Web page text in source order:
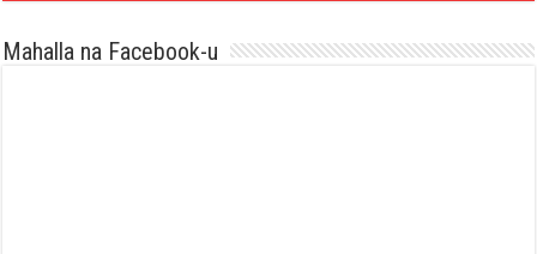
Mahalla na Facebook-u